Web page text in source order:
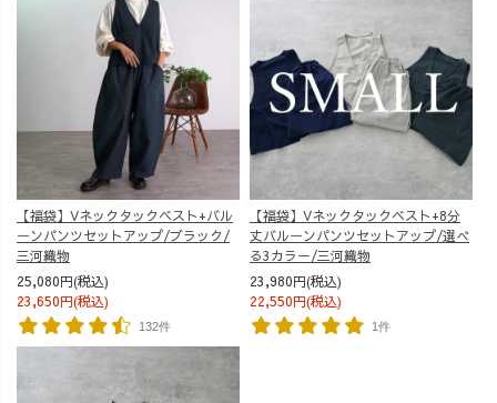
【福袋】Vネックタックベスト+バル
ーンパンツセットアップ/ブラック/
三河織物
25,080円(税込)
23,650円(税込)
132件
【福袋】Vネックタックベスト+8分
丈バルーンパンツセットアップ/選べ
る3カラー/三河織物
23,980円(税込)
22,550円(税込)
1件